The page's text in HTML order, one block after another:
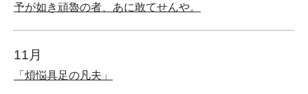
予が如き頑魯の者、あに敢てせんや。
11月
「煩悩具足の凡夫」